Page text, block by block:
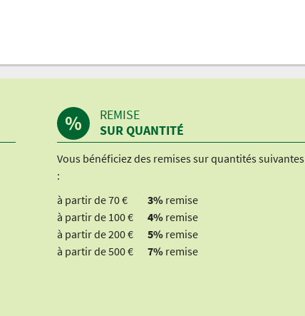
REMISE
SUR QUANTITÉ
Vous bénéficiez des remises sur quantités suivantes
:
à partir de 70 €
3% remise
à partir de 100 €
4% remise
à partir de 200 €
5% remise
à partir de 500 €
7% remise